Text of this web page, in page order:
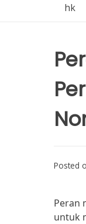
hk
Posted
Peran
untuk